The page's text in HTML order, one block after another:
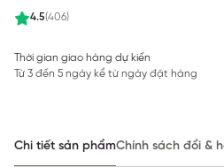
4.5(406)
Thời gian giao hàng dự kiến
Từ 3 đến 5 ngày kể từ ngày đặt hàng
Chi tiết sản phẩmChính sách đổi &